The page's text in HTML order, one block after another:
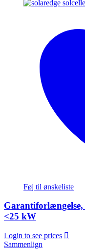
Føj til ønskeliste
Garantiforlængelse,
<25 kW
Login to see prices
Sammenlign